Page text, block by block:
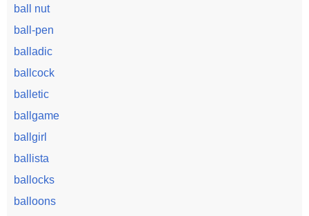
ball nut
ball-pen
balladic
ballcock
balletic
ballgame
ballgirl
ballista
ballocks
balloons